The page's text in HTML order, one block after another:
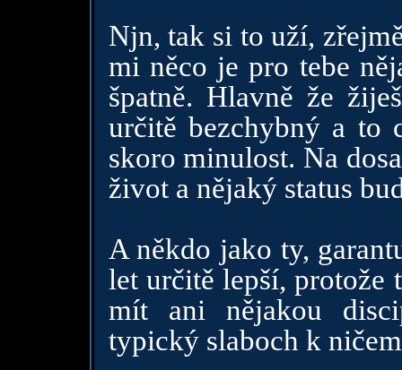
Njn, tak si to uží,
mi něco je pro tebe
špatně. Hlavně že
určitě bezchybný a
skoro minulost. Na
život a nějaký status
A někdo jako ty,
let určitě lepší, protože
mít ani nějakou
typický slaboch k